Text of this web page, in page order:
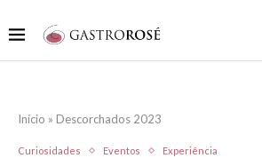
Início » Descorchados 2023
Curiosidades Eventos Experiência